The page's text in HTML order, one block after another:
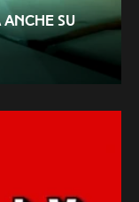
su